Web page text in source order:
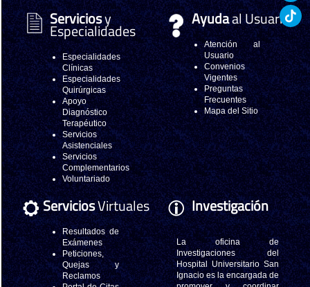
Serviciosy
Especialidades
Especialidades
Clínicas
Especialidades
Quirúrgicas
Apoyo
Diagnóstico
Terapéutico
Servicios
Asistenciales
Servicios
Complementarios
Voluntariado
Ayudaal Usuario
Atención al
Usuario
Convenios
Vigentes
Preguntas
Frecuentes
Mapa del Sitio
ServiciosVirtuales
Resultados de
Exámenes
Peticiones,
Quejas y
Reclamos
Investigación
La oficina de
Investigaciones del
Hospital Universitario San
Ignacio es la encargada de